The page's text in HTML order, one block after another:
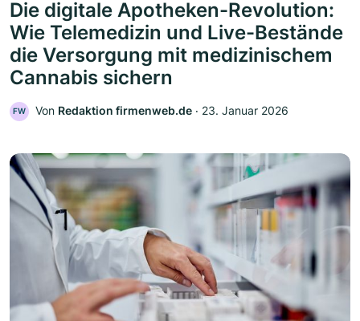
Die digitale Apotheken-Revolution:
Wie Telemedizin und Live-Bestände
die Versorgung mit medizinischem
Cannabis sichern
FW Von Redaktion firmenweb.de ‧ 23. Januar 2026